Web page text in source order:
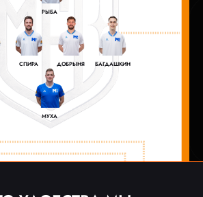
РЫБА
СПИРА ДОБРЫНЯ БАГДАШКИН
МУХА